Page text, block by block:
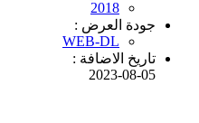
2018
جودة العرض :
WEB-DL
تاريخ الاضافة :
2023-08-05